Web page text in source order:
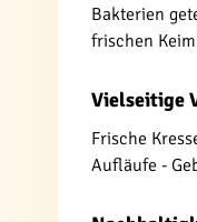
Bakterien
frischen
Vielseitige
Frische
Aufläufe -